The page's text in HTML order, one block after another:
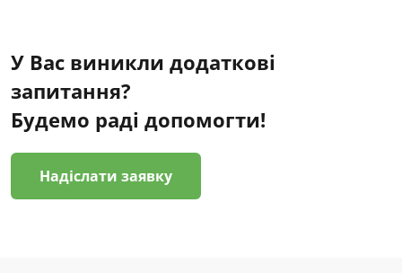
У Вас виникли додаткові
запитання?
Будемо раді допомогти!
Надіслати заявку